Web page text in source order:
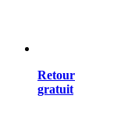
Retour
gratuit